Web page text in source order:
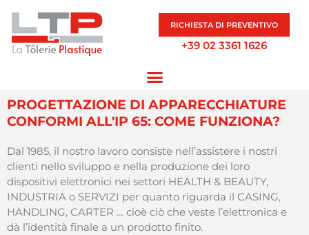
RICHIESTA DI PREVENTIVO
+39 02 3361 1626
PROGETTAZIONE DI APPARECCHIATURE
CONFORMI ALL'IP 65: COME FUNZIONA?
Dal 1985, il nostro lavoro consiste nell’assistere i nostri
clienti nello sviluppo e nella produzione dei loro
dispositivi elettronici nei settori HEALTH & BEAUTY,
INDUSTRIA o SERVIZI per quanto riguarda il CASING,
HANDLING, CARTER … cioè ciò che veste l’elettronica e
dà l’identità finale a un prodotto finito.